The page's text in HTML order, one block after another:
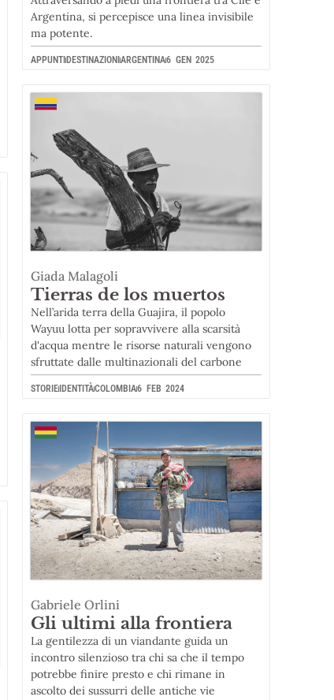
Argentina, si percepisce una linea invisibile
ma potente.
APPUNTIDESTINAZIONIARGENTINA6 GEN 2025
Giada Malagoli
Tierras de los muertos
Nell’arida terra della Guajira, il popolo
Wayuu lotta per sopravvivere alla scarsità
d'acqua mentre le risorse naturali vengono
sfruttate dalle multinazionali del carbone
STORIE IDENTITÀCOLOMBIA6 FEB 2024
Gabriele Orlini
Gli ultimi alla frontiera
La gentilezza di un viandante guida un
incontro silenzioso tra chi sa che il tempo
potrebbe finire presto e chi rimane in
ascolto dei sussurri delle antiche vie